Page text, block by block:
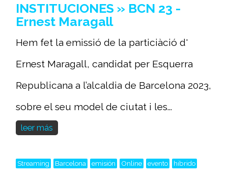
INSTITUCIONES » BCN 23 -
Ernest Maragall
Hem fet la emissió de la particiàció d'
Ernest Maragall, candidat per Esquerra
Republicana a l’alcaldia de Barcelona 2023,
sobre el seu model de ciutat i les...
leer más
Streaming Barcelona emisión Online evento hibrido